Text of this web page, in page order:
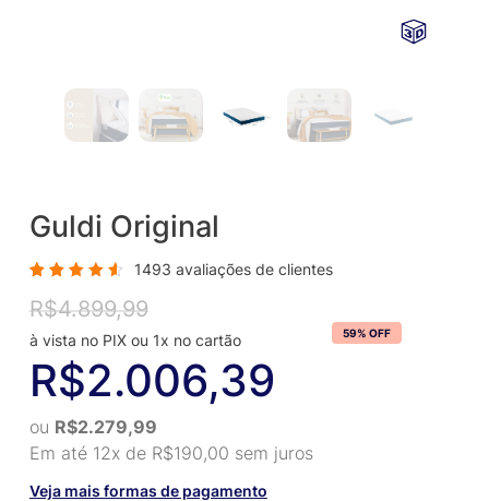
Guldi Original
como
4.67de
5, com
baseado
em
avaliações
de
clientes
1493 avaliações de clientes
R$4.899,99
Original
price
was:
R$4.899,99.
R$2.006,39
59% OFF
Current
price
is:
R$2.006,39.
ou R$2.279,99
Em até 12x de R$190,00 sem juros
Veja mais formas de pagamento